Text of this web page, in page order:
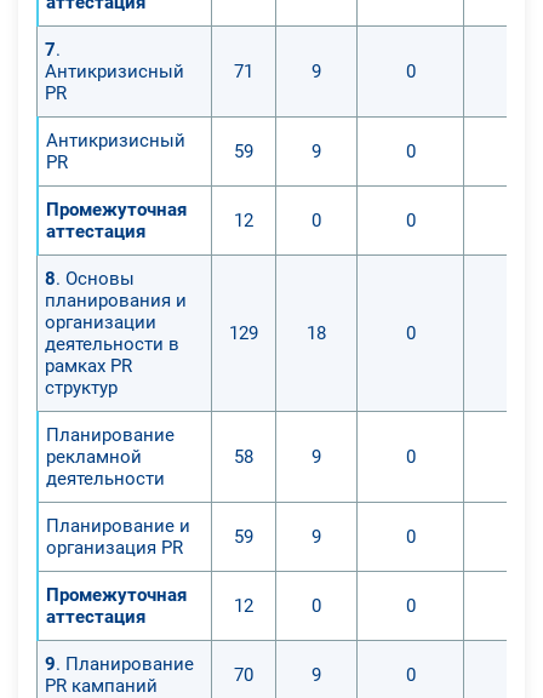
7.
Антикризисный
PR
71 9 0
Антикризисный
PR
59 9 0
Промежуточная
аттестация
12 0 0
8. Основы
планирования и
организации
деятельности в
рамках PR
структур
129 18 0
Планирование
рекламной
деятельности
58 9 0
Планирование и
организация PR
59 9 0
Промежуточная
аттестация
12 0 0
9. Планирование
PR кампаний
70 9 0